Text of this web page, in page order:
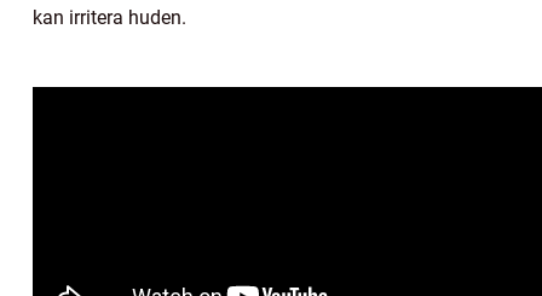
kan irritera huden.